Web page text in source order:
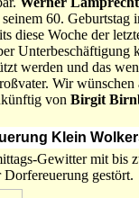
60. Geburtstag
diese Woche der
Unterbeschäftigung
werden und das
Wir wünschen
von Birgit
Klein
Gewitter mit bis
gestört.